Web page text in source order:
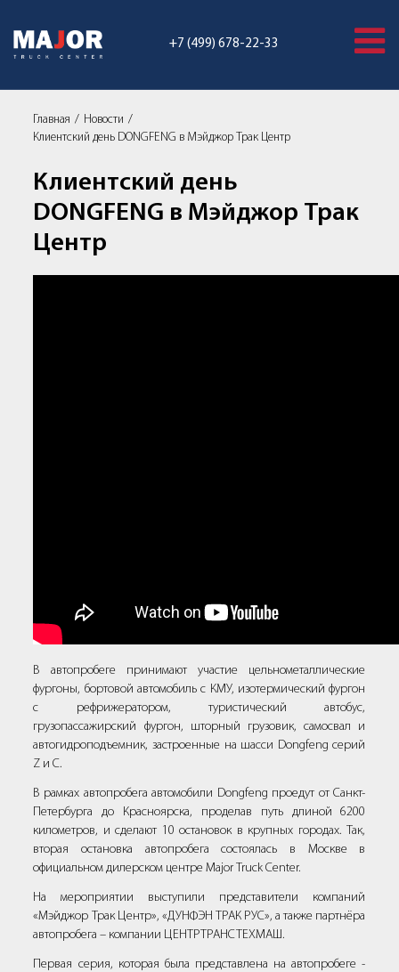
+7 (499) 678-22-33
Главная
Новости
Клиентский день DONGFENG в Мэйджор Трак Центр
Клиентский день
DONGFENG в Мэйджор Трак
Центр
В автопробеге принимают участие цельнометаллические
фургоны, бортовой автомобиль с КМУ, изотермический фургон
с рефрижератором, туристический автобус,
грузопассажирский фургон, шторный грузовик, самосвал и
автогидроподъемник, застроенные на шасси Dongfeng серий
Z и C.
В рамках автопробега автомобили Dongfeng проедут от Санкт-
Петербурга до Красноярска, проделав путь длиной 6200
километров, и сделают 10 остановок в крупных городах. Так,
вторая остановка автопробега состоялась в Москве в
официальном дилерском центре Major Truck Center.
На мероприятии выступили представители компаний
«Мэйджор Трак Центр», «ДУНФЭН ТРАК РУС», а также партнёра
автопробега – компании ЦЕНТРТРАНСТЕХМАШ.
Первая серия, которая была представлена на автопробеге -